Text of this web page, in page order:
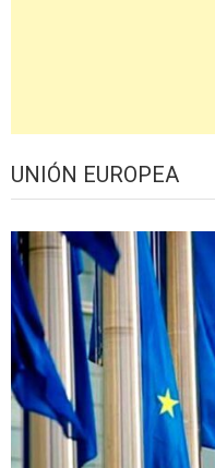
UNIÓN EUROPEA